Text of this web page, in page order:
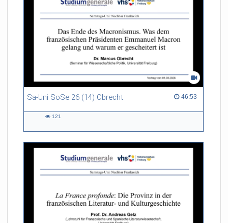
Sa-Uni SoSe 26 (14) Obrecht 46:53
46:53 duration
121